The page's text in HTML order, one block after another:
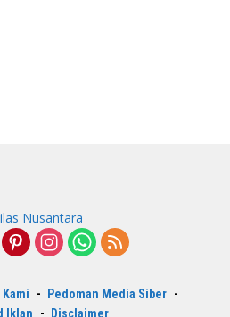
Pedoman Media Siber
Iklan
Disclaimer